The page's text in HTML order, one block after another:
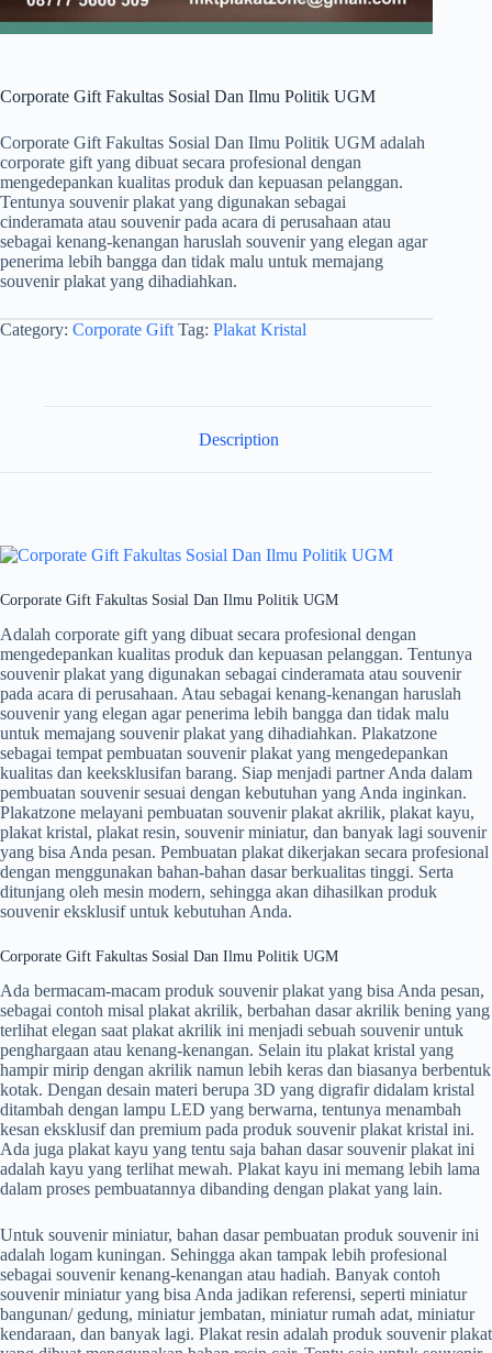
Corporate Gift Fakultas Sosial Dan Ilmu Politik UGM
Corporate Gift Fakultas Sosial Dan Ilmu Politik UGM adalah
corporate gift yang dibuat secara profesional dengan
mengedepankan kualitas produk dan kepuasan pelanggan.
Tentunya souvenir plakat yang digunakan sebagai
cinderamata atau souvenir pada acara di perusahaan atau
sebagai kenang-kenangan haruslah souvenir yang elegan agar
penerima lebih bangga dan tidak malu untuk memajang
souvenir plakat yang dihadiahkan.
Category: Corporate Gift Tag: Plakat Kristal
Description
Corporate Gift Fakultas Sosial Dan Ilmu Politik UGM
Adalah corporate gift yang dibuat secara profesional dengan
mengedepankan kualitas produk dan kepuasan pelanggan. Tentunya
souvenir plakat yang digunakan sebagai cinderamata atau souvenir
pada acara di perusahaan. Atau sebagai kenang-kenangan haruslah
souvenir yang elegan agar penerima lebih bangga dan tidak malu
untuk memajang souvenir plakat yang dihadiahkan. Plakatzone
sebagai tempat pembuatan souvenir plakat yang mengedepankan
kualitas dan keeksklusifan barang. Siap menjadi partner Anda dalam
pembuatan souvenir sesuai dengan kebutuhan yang Anda inginkan.
Plakatzone melayani pembuatan souvenir plakat akrilik, plakat kayu,
plakat kristal, plakat resin, souvenir miniatur, dan banyak lagi souvenir
yang bisa Anda pesan. Pembuatan plakat dikerjakan secara profesional
dengan menggunakan bahan-bahan dasar berkualitas tinggi. Serta
ditunjang oleh mesin modern, sehingga akan dihasilkan produk
souvenir eksklusif untuk kebutuhan Anda.
Corporate Gift Fakultas Sosial Dan Ilmu Politik UGM
Ada bermacam-macam produk souvenir plakat yang bisa Anda pesan,
sebagai contoh misal plakat akrilik, berbahan dasar akrilik bening yang
terlihat elegan saat plakat akrilik ini menjadi sebuah souvenir untuk
penghargaan atau kenang-kenangan. Selain itu plakat kristal yang
hampir mirip dengan akrilik namun lebih keras dan biasanya berbentuk
kotak. Dengan desain materi berupa 3D yang digrafir didalam kristal
ditambah dengan lampu LED yang berwarna, tentunya menambah
kesan eksklusif dan premium pada produk souvenir plakat kristal ini.
Ada juga plakat kayu yang tentu saja bahan dasar souvenir plakat ini
adalah kayu yang terlihat mewah. Plakat kayu ini memang lebih lama
dalam proses pembuatannya dibanding dengan plakat yang lain.
Untuk souvenir miniatur, bahan dasar pembuatan produk souvenir ini
adalah logam kuningan. Sehingga akan tampak lebih profesional
sebagai souvenir kenang-kenangan atau hadiah. Banyak contoh
souvenir miniatur yang bisa Anda jadikan referensi, seperti miniatur
bangunan/ gedung, miniatur jembatan, miniatur rumah adat, miniatur
kendaraan, dan banyak lagi. Plakat resin adalah produk souvenir plakat